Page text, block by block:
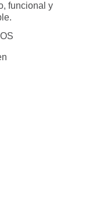
funcional y